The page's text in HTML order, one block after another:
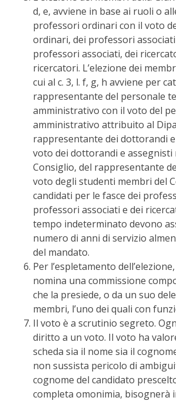
d, e, avviene in base ai ruoli o
professori ordinari con il voto
ordinari, dei professori
professori associati, dei
ricercatori. L’elezione dei
cui al c. 3, l. f, g, h avviene per
rappresentante del personale
amministrativo con il voto del
amministrativo attribuito al
rappresentante dei dottorandi
voto dei dottorandi e assegnisti
Consiglio, del rappresentante
voto degli studenti membri del
candidati per le fasce dei
professori associati e dei
tempo indeterminato devono
numero di anni di servizio
del mandato.
Per l’espletamento
nomina una commissione
che la presiede, o da un suo
membri, l’uno dei quali con
Il voto è a scrutinio segreto.
diritto a un voto. Il voto ha
scheda sia il nome sia il
non sussista pericolo di
cognome del candidato
completa omonimia, bisognerà